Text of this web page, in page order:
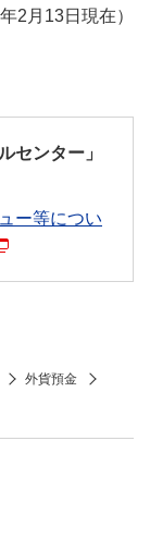
2月13日現在）
センター」
ー等につい
外貨預金